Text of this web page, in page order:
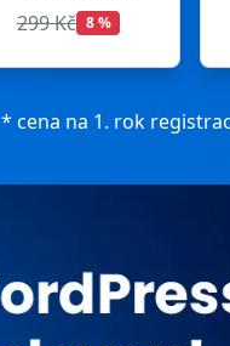
535 Kč 63 %
* cena na 1. rok